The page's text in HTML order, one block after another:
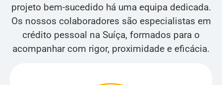
projeto bem-sucedido há uma equipa dedicada.
Os nossos colaboradores são especialistas em
crédito pessoal na Suíça, formados para o
acompanhar com rigor, proximidade e eficácia.